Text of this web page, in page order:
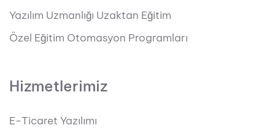
Yazılım Uzmanlığı Uzaktan Eğitim
Özel Eğitim Otomasyon Programları
Hizmetlerimiz
E-Ticaret Yazılımı